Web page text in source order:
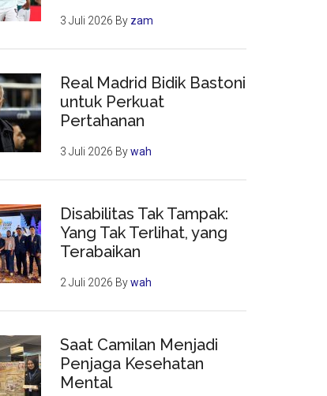
3 Juli 2026 By zam
Real Madrid Bidik Bastoni
untuk Perkuat
Pertahanan
3 Juli 2026 Bywah
Disabilitas Tak Tampak:
Yang Tak Terlihat, yang
Terabaikan
2 Juli 2026 Bywah
Saat Camilan Menjadi
Penjaga Kesehatan
Mental